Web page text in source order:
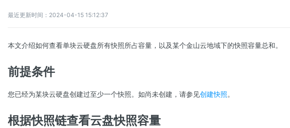
最近更新时间：2024-04-15 15:12:37
本文介绍如何查看单块云硬盘所有快照所占容量，以及某个金山云地域下的快照容量总和。
前提条件
您已经为某块云硬盘创建过至少一个快照。如尚未创建，请参见创建快照。
根据快照链查看云盘快照容量